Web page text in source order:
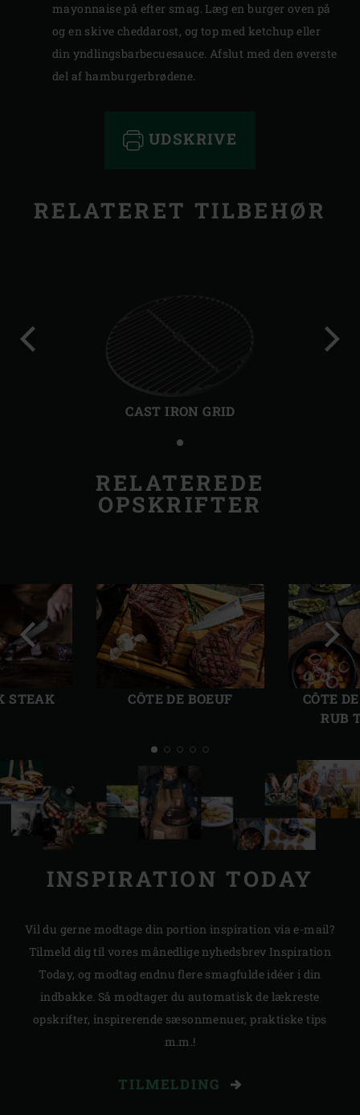
mayonnaise på efter smag. Læg en burger oven på
og en skive cheddarost, og top med ketchup eller
din yndlingsbarbecuesauce. Afslut med den øverste
del af hamburgerbrødene.
UDSKRIVE
RELATERET TILBEHØR
CAST IRON GRID
RELATEREDE
OPSKRIFTER
STEAK CÔTE DE BOEUF
CÔTE
RUB
dias
INSPIRATION TODAY
Vil du gerne modtage din portion inspiration via e-mail?
Tilmeld dig til vores månedlige nyhedsbrev Inspiration
Today, og modtag endnu flere smagfulde idéer i din
indbakke. Så modtager du automatisk de lækreste
opskrifter, inspirerende sæsonmenuer, praktiske tips
m.m.!
TILMELDING